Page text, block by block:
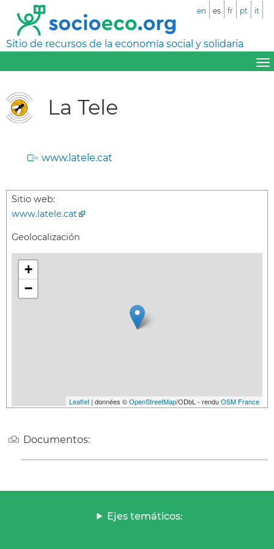
Sitio de recursos de la economía social y solidaria
en es fr pt it
La Tele
www.latele.cat
Sitio web:
www.latele.cat
Geolocalización
+
−
Leaflet | données ©OpenStreetMap/ODbL - renduOSM France
Documentos:
Ejes temáticos: